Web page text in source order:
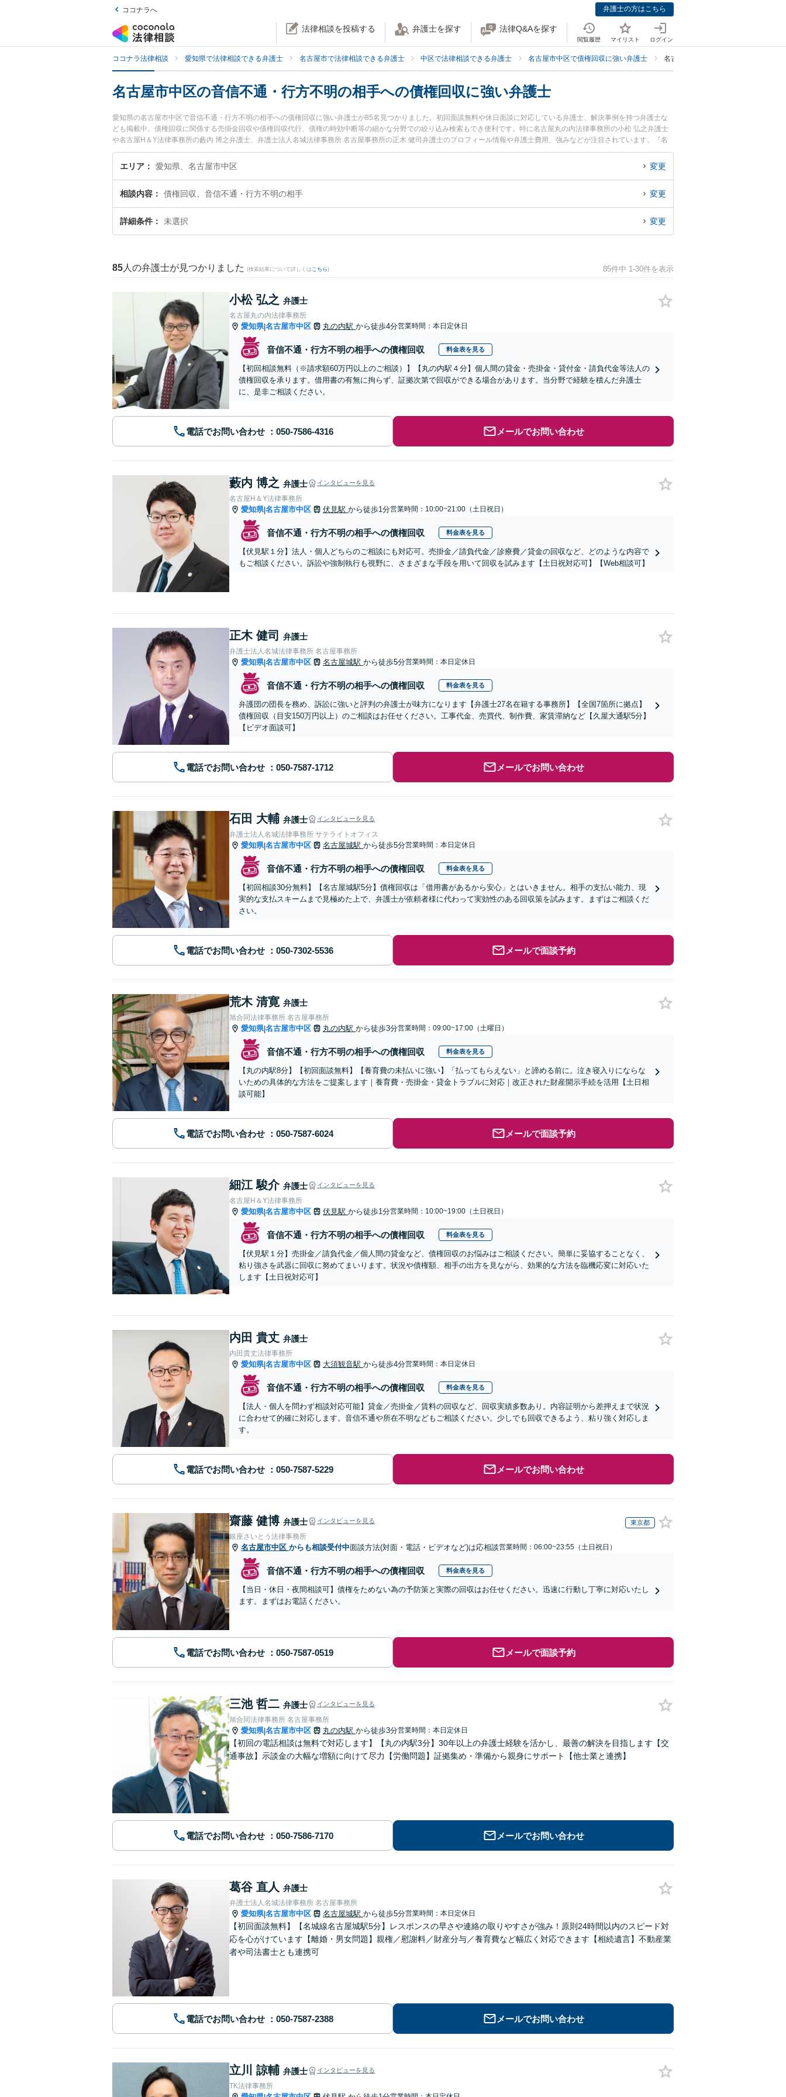
ココナラへ 弁護士の方はこちら
法律相談を投稿する 弁護士を探す 法律Q&Aを探す
閲覧履歴 マイリスト ログイン
ココナラ法律相談 愛知県で法律相談できる弁護士 名古屋市で法律相談できる弁護士 中区で法律相談できる弁護士 名古屋市中区で債権回収に強い弁護士 名古屋市中区で音信不通・行方不明の
名古屋市中区の音信不通・行方不明の相手への債権回収に強い弁護士
愛知県の名古屋市中区で音信不通・行方不明の相手への債権回収に強い弁護士が85名見つかりました。初回面談無料や休日面談に対応している弁護士、解決事例を持つ弁護士な
ども掲載中。債権回収に関係する売掛金回収や債権回収代行、債権の時効中断等の細かな分野での絞り込み検索もでき便利です。特に名古屋丸の内法律事務所の小松 弘之弁護士
や名古屋H＆Y法律事務所の藪内 博之弁護士、弁護士法人名城法律事務所 名古屋事務所の正木 健司弁護士のプロフィール情報や弁護士費用、強みなどが注目されています。『名
古屋市中区で土日や夜間に発生した音信不通・行方不明の相手への債権回収のトラブルを今すぐに弁護士に相談したい』『音信不通・行方不明の相手への債権回収のトラブル解決
の実績豊富な近くの弁護士を検索したい』『初回相談無料で音信不通・行方不明の相手への債権回収を法律相談できる名古屋市中区内の弁護士に相談予約したい』などでお困りの
エリア 愛知県、名古屋市中区 変更
相談内容 債権回収、音信不通・行方不明の相手 変更
詳細条件 未選択 変更
85 人の弁護士が見つかりました (検索結果について詳しくは こちら) 85件中 1-30件を表示
小松 弘之 弁護士
名古屋丸の内法律事務所
愛知県|名古屋市中区 丸の内駅 から徒歩4分営業時間：本日定休日
音信不通・行方不明の相手への債権回収 料金表を見る
【初回相談無料（※請求額60万円以上のご相談）】【丸の内駅４分】個人間の貸金・売掛金・貸付金・請負代金等法人の
債権回収を承ります。借用書の有無に拘らず、証拠次第で回収ができる場合があります。当分野で経験を積んだ弁護士
に、是非ご相談ください。
電話でお問い合わせ メールでお問い合わせ
藪内 博之 弁護士 インタビューを見る
名古屋H＆Y法律事務所
愛知県|名古屋市中区 伏見駅 から徒歩1分営業時間：10:00~21:00（土日祝日）
音信不通・行方不明の相手への債権回収 料金表を見る
【伏見駅１分】法人・個人どちらのご相談にも対応可。売掛金／請負代金／診療費／貸金の回収など、どのような内容で
もご相談ください。訴訟や強制執行も視野に、さまざまな手段を用いて回収を試みます【土日祝対応可】【Web相談可】
正木 健司 弁護士
弁護士法人名城法律事務所 名古屋事務所
愛知県|名古屋市中区 名古屋城駅 から徒歩5分営業時間：本日定休日
音信不通・行方不明の相手への債権回収 料金表を見る
弁護団の団長を務め、訴訟に強いと評判の弁護士が味方になります【弁護士27名在籍する事務所】【全国7箇所に拠点】
債権回収（目安150万円以上）のご相談はお任せください。工事代金、売買代、制作費、家賃滞納など【久屋大通駅5分】
【ビデオ面談可】
電話でお問い合わせ メールでお問い合わせ
石田 大輔 弁護士 インタビューを見る
弁護士法人名城法律事務所 サテライトオフィス
愛知県|名古屋市中区 名古屋城駅 から徒歩5分営業時間：本日定休日
音信不通・行方不明の相手への債権回収 料金表を見る
【初回相談30分無料】【名古屋城駅5分】債権回収は「借用書があるから安心」とはいきません。相手の支払い能力、現
実的な支払スキームまで見極めた上で、弁護士が依頼者様に代わって実効性のある回収策を試みます。まずはご相談くだ
さい。
電話でお問い合わせ メールで面談予約
荒木 清寛 弁護士
旭合同法律事務所 名古屋事務所
愛知県|名古屋市中区 丸の内駅 から徒歩3分営業時間：09:00~17:00（土曜日）
音信不通・行方不明の相手への債権回収 料金表を見る
【丸の内駅8分】【初回面談無料】【養育費の未払いに強い】「払ってもらえない」と諦める前に。泣き寝入りにならな
いための具体的な方法をご提案します｜養育費・売掛金・貸金トラブルに対応｜改正された財産開示手続を活用【土日相
談可能】
電話でお問い合わせ メールで面談予約
細江 駿介 弁護士 インタビューを見る
名古屋H＆Y法律事務所
愛知県|名古屋市中区 伏見駅 から徒歩1分営業時間：10:00~19:00（土日祝日）
音信不通・行方不明の相手への債権回収 料金表を見る
【伏見駅１分】売掛金／請負代金／個人間の貸金など、債権回収のお悩みはご相談ください。簡単に妥協することなく、
粘り強さを武器に回収に努めてまいります。状況や債権額、相手の出方を見ながら、効果的な方法を臨機応変に対応いた
します【土日祝対応可】
内田 貴丈 弁護士
内田貴丈法律事務所
愛知県|名古屋市中区 大須観音駅 から徒歩4分営業時間：本日定休日
音信不通・行方不明の相手への債権回収 料金表を見る
【法人・個人を問わず相談対応可能】貸金／売掛金／賃料の回収など、回収実績多数あり。内容証明から差押えまで状況
に合わせて的確に対応します。音信不通や所在不明などもご相談ください。少しでも回収できるよう、粘り強く対応しま
す。
電話でお問い合わせ メールでお問い合わせ
齋藤 健博 弁護士 インタビューを見る 東京都
銀座さいとう法律事務所
名古屋市中区 からも相談受付中面談方法(対面・電話・ビデオなど)は応相談営業時間：06:00~23:55（土日祝日）
音信不通・行方不明の相手への債権回収 料金表を見る
【当日・休日・夜間相談可】債権をためない為の予防策と実際の回収はお任せください。迅速に行動し丁寧に対応いたし
ます。まずはお電話ください。
電話でお問い合わせ メールで面談予約
三池 哲二 弁護士 インタビューを見る
旭合同法律事務所 名古屋事務所
愛知県|名古屋市中区 丸の内駅 から徒歩3分営業時間：本日定休日
【初回の電話相談は無料で対応します】【丸の内駅3分】30年以上の弁護士経験を活かし、最善の解決を目指します【交
通事故】示談金の大幅な増額に向けて尽力【労働問題】証拠集め・準備から親身にサポート【他士業と連携】
電話でお問い合わせ メールでお問い合わせ
葛谷 直人 弁護士
弁護士法人名城法律事務所 名古屋事務所
愛知県|名古屋市中区 名古屋城駅 から徒歩5分営業時間：本日定休日
【初回面談無料】【名城線名古屋城駅5分】レスポンスの早さや連絡の取りやすさが強み！原則24時間以内のスピード対
応を心がけています【離婚・男女問題】親権／慰謝料／財産分与／養育費など幅広く対応できます【相続遺言】不動産業
者や司法書士とも連携可
電話でお問い合わせ メールでお問い合わせ
立川 諒輔 弁護士 インタビューを見る
TK法律事務所